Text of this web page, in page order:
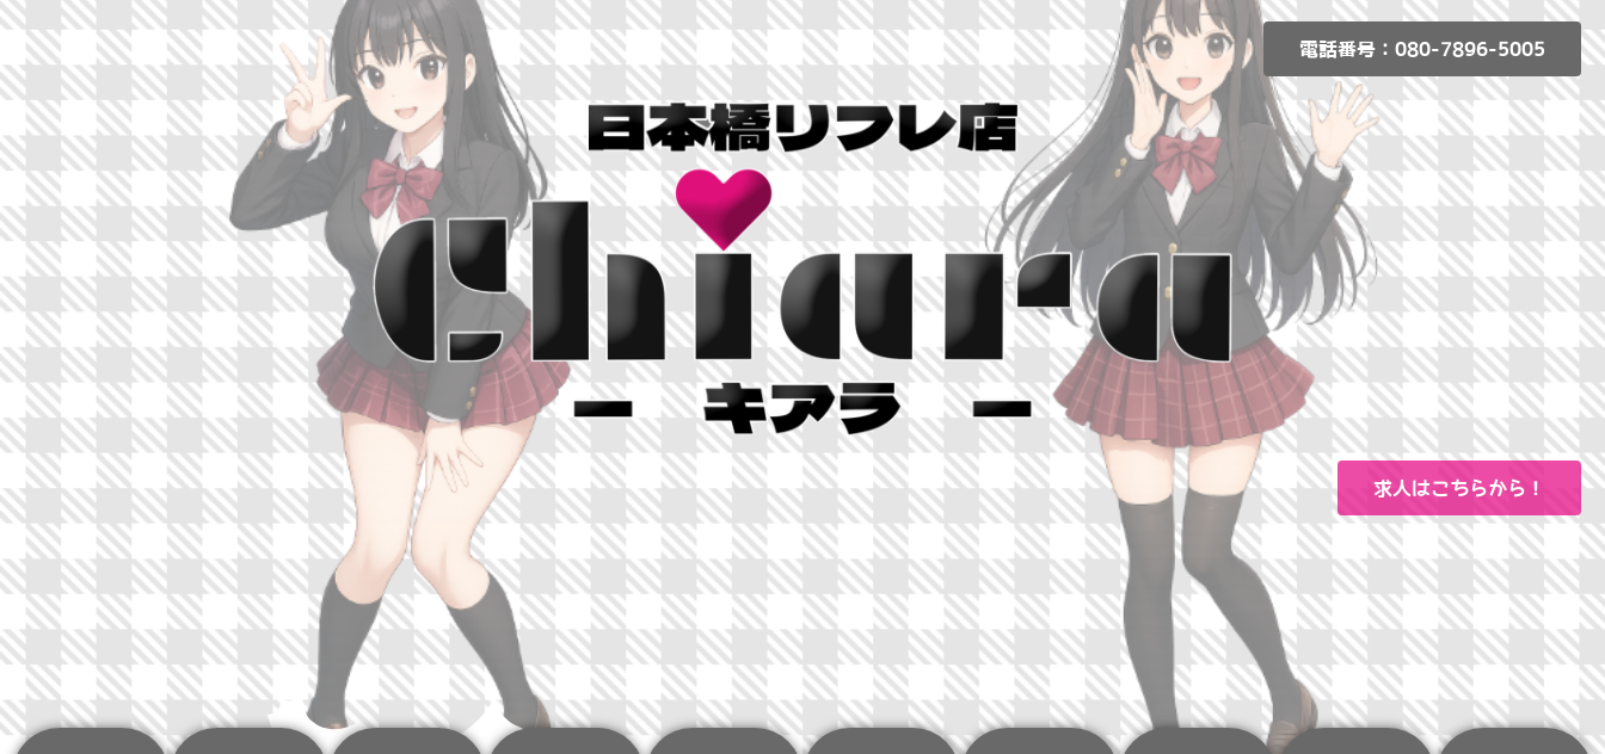
電話番号：080-7896-5005
求人はこちらから！